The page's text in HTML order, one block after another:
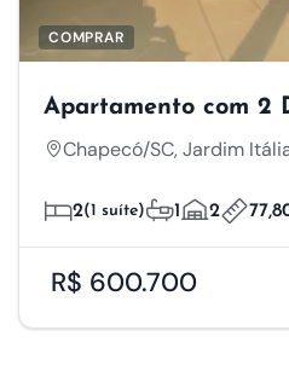
COMPRAR
Apartamento com 2
Chapecó/SC, Jardim
2(1 suíte) 1 2
R$ 600.700